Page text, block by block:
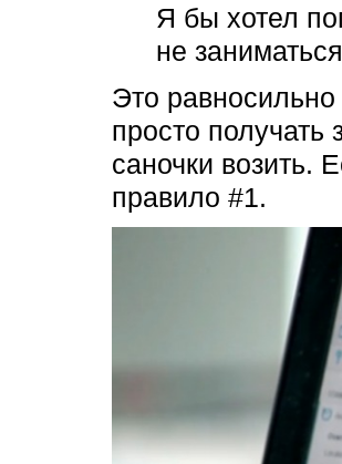
Я бы хотел
не
Это
просто
саночки возить.
правило #1.